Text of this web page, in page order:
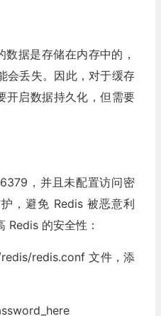
据是存储在内存中的，
会丢失。因此，对于缓存
开启数据持久化，但需要
，并且未配置访问密
，避免 Redis 被恶意利
Redis 的安全性：
redis.conf 文件，添